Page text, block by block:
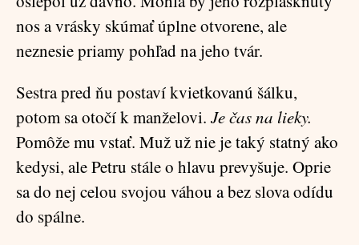
nos a vrásky skúmať úplne otvorene, ale
neznesie priamy pohľad na jeho tvár.
Sestra pred ňu postaví kvietkovanú šálku,
potom sa otočí k manželovi. Je čas na lieky.
Pomôže mu vstať. Muž už nie je taký statný ako
kedysi, ale Petru stále o hlavu prevyšuje. Oprie
sa do nej celou svojou váhou a bez slova odídu
do spálne.